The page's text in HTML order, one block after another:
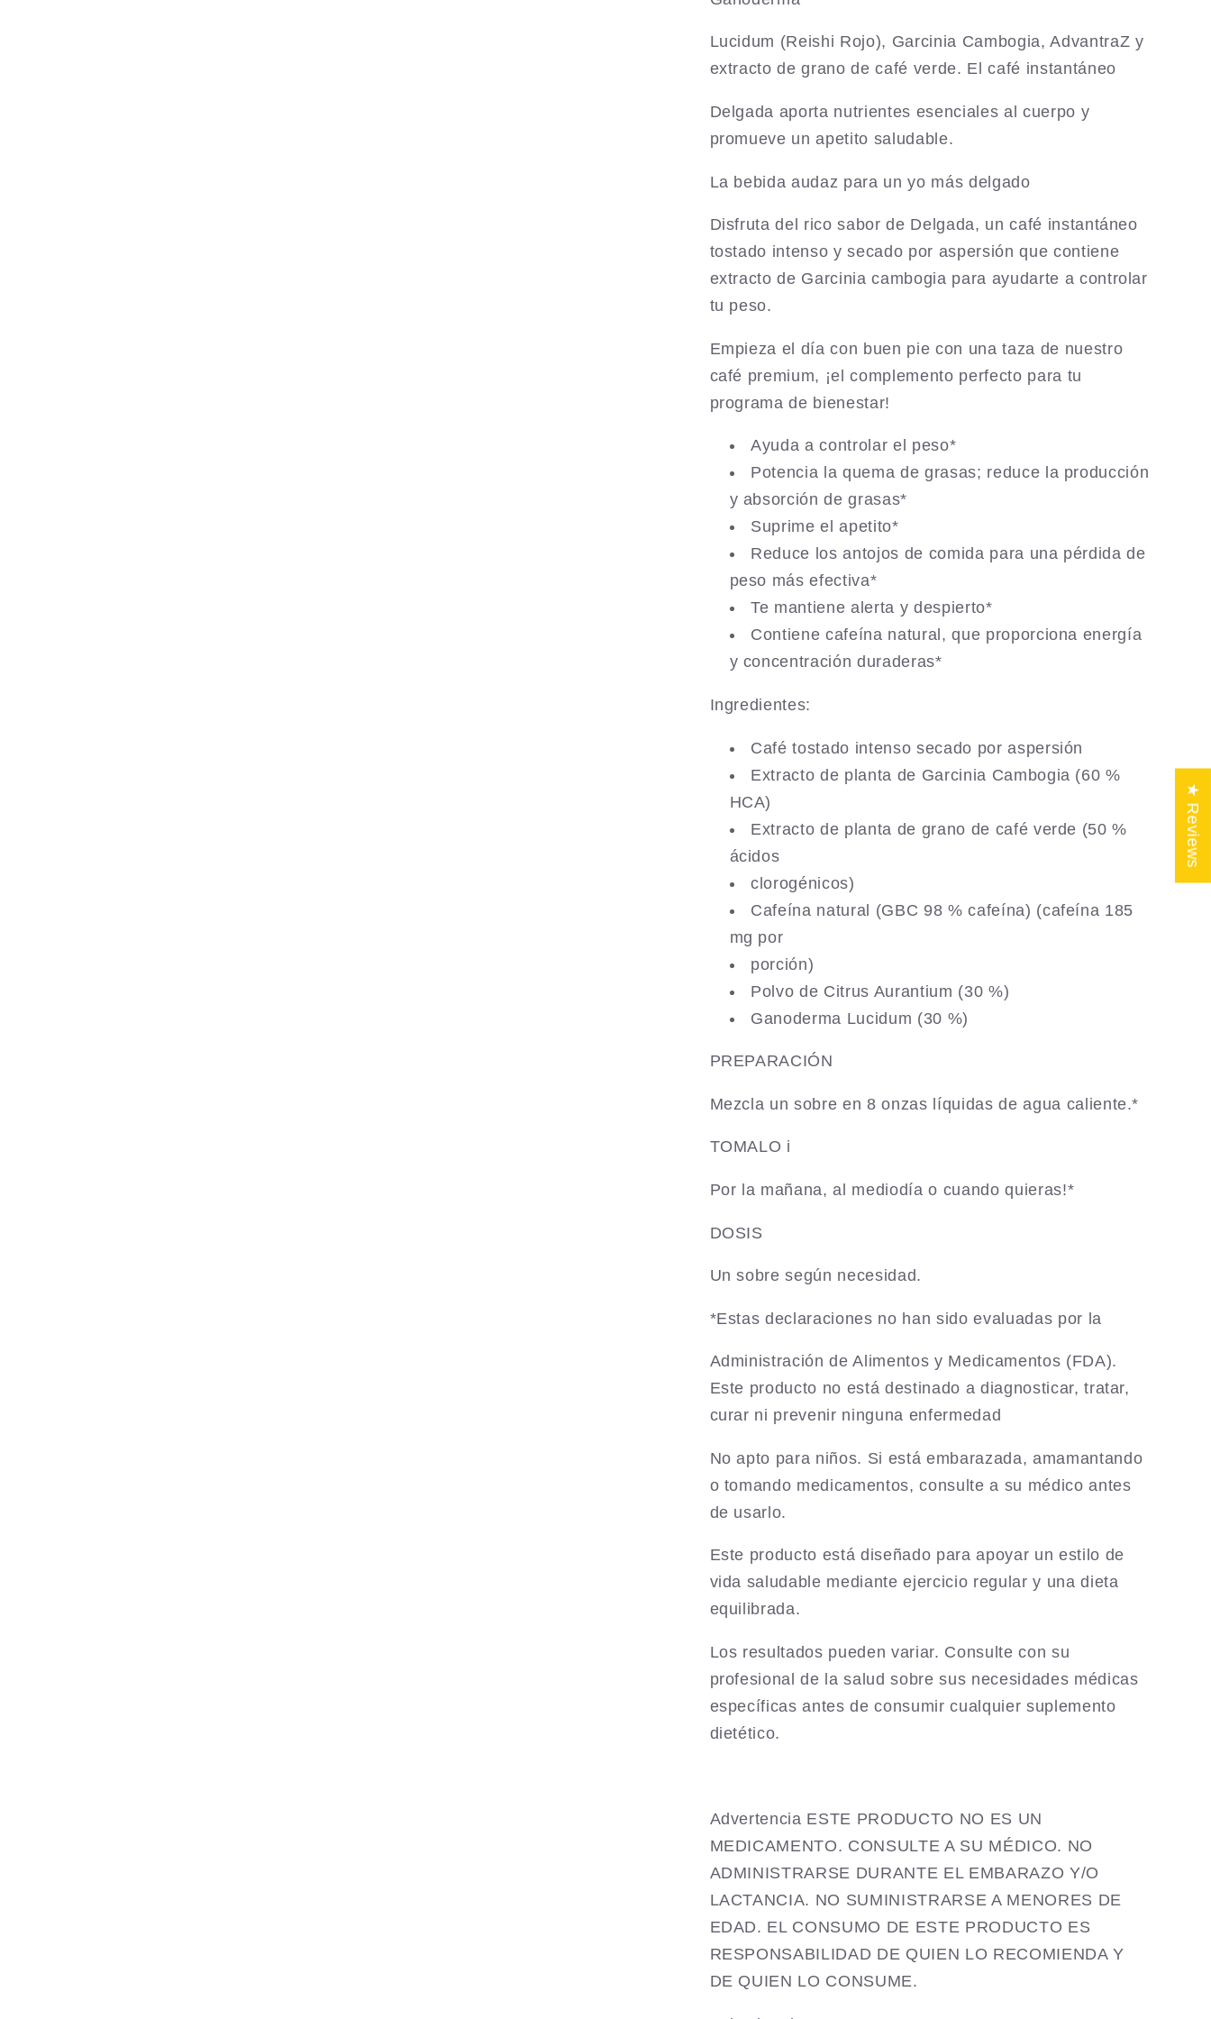
Instantáneo
para
Instantáneo
para
Lucidum (Reishi Rojo), Garcinia Cambogia, AdvantraZ y
extracto de grano de café verde. El café instantáneo
Delgada aporta nutrientes esenciales al cuerpo y
promueve un apetito saludable.
La bebida audaz para un yo más delgado
Disfruta del rico sabor de Delgada, un café instantáneo
tostado intenso y secado por aspersión que contiene
extracto de Garcinia cambogia para ayudarte a controlar
tu peso.
Empieza el día con buen pie con una taza de nuestro
café premium, ¡el complemento perfecto para tu
programa de bienestar!
Ayuda a controlar el peso*
Potencia la quema de grasas; reduce la producción
y absorción de grasas*
Suprime el apetito*
Reduce los antojos de comida para una pérdida de
peso más efectiva*
Te mantiene alerta y despierto*
Contiene cafeína natural, que proporciona energía
y concentración duraderas*
Ingredientes:
Café tostado intenso secado por aspersión
Extracto de planta de Garcinia Cambogia (60 %
HCA)
Extracto de planta de grano de café verde (50 %
ácidos
clorogénicos)
Cafeína natural (GBC 98 % cafeína) (cafeína 185
mg por
porción)
Polvo de Citrus Aurantium (30 %)
Ganoderma Lucidum (30 %)
PREPARACIÓN
Mezcla un sobre en 8 onzas líquidas de agua caliente.*
TOMALO i
Por la mañana, al mediodía o cuando quieras!*
DOSIS
Un sobre según necesidad.
*Estas declaraciones no han sido evaluadas por la
Administración de Alimentos y Medicamentos (FDA).
Este producto no está destinado a diagnosticar, tratar,
curar ni prevenir ninguna enfermedad
No apto para niños. Si está embarazada, amamantando
o tomando medicamentos, consulte a su médico antes
de usarlo.
Este producto está diseñado para apoyar un estilo de
vida saludable mediante ejercicio regular y una dieta
equilibrada.
Los resultados pueden variar. Consulte con su
profesional de la salud sobre sus necesidades médicas
específicas antes de consumir cualquier suplemento
dietético.
Advertencia ESTE PRODUCTO NO ES UN
MEDICAMENTO. CONSULTE A SU MÉDICO. NO
ADMINISTRARSE DURANTE EL EMBARAZO Y/O
LACTANCIA. NO SUMINISTRARSE A MENORES DE
EDAD. EL CONSUMO DE ESTE PRODUCTO ES
RESPONSABILIDAD DE QUIEN LO RECOMIENDA Y
DE QUIEN LO CONSUME.
★ Reviews